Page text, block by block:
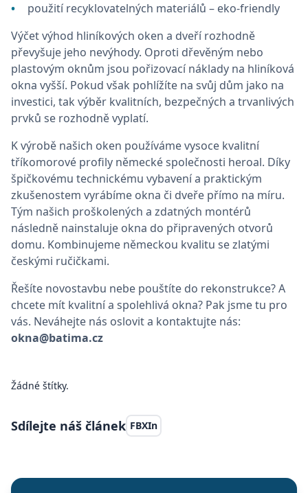
použití recyklovatelných materiálů – eko-friendly
Výčet výhod hliníkových oken a dveří rozhodně
převyšuje jeho nevýhody. Oproti dřevěným nebo
plastovým oknům jsou pořizovací náklady na hliníková
okna vyšší. Pokud však pohlížíte na svůj dům jako na
investici, tak výběr kvalitních, bezpečných a trvanlivých
prvků se rozhodně vyplatí.
K výrobě našich oken používáme vysoce kvalitní
tříkomorové profily německé společnosti heroal. Díky
špičkovému technickému vybavení a praktickým
zkušenostem vyrábíme okna či dveře přímo na míru.
Tým našich proškolených a zdatných montérů
následně nainstaluje okna do připravených otvorů
domu. Kombinujeme německou kvalitu se zlatými
českými ručičkami.
Řešíte novostavbu nebe pouštíte do rekonstrukce? A
chcete mít kvalitní a spolehlivá okna? Pak jsme tu pro
vás. Neváhejte nás oslovit a kontaktujte nás:
okna@batima.cz
Žádné štítky.
Sdílejte náš článek FBXIn